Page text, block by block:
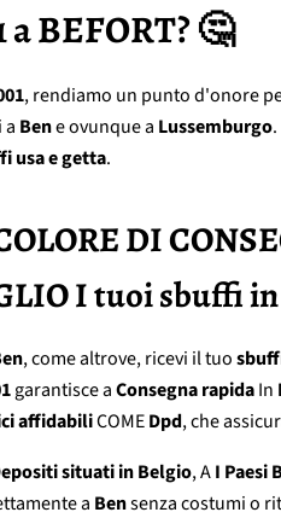
a BEFORT? 🤔
, rendiamo un punto d'onore
Bene ovunque a Lussemburgo
usa e getta.
DI
I tuoi sbuffi
, come altrove, ricevi il tuo
garantisce aConsegna rapidaIn
affidabiliCOMEDpd, che
situati in Belgio, AI Paesi
a Bensenza costumi o